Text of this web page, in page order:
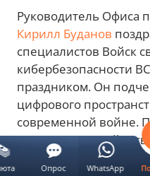
Руководитель Офиса
Кирилл Буданов
специалистов Войск
кибербезопасности
праздником. Он
цифрового
современной войне.
специалисты Войск
обеспечивают
Опрос WhatsApp